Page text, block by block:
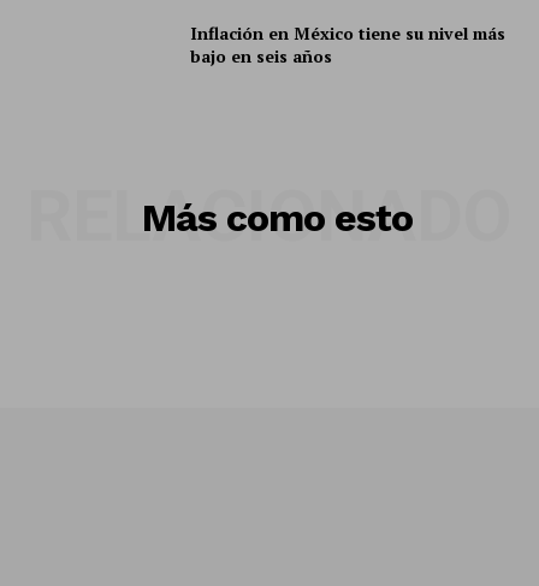
Inflación en México tiene su nivel más
bajo en seis años
Más como esto
RELACIONADO